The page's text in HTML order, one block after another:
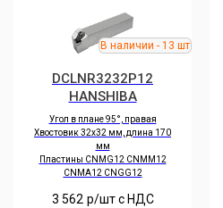
DCLNR3232P12
HANSHIBA
Угол в плане 95°, правая
Хвостовик 32х32 мм, длина 170
мм
Пластины CNMG12 CNMM12
CNMA12 CNGG12
3 562 р/шт c НДС